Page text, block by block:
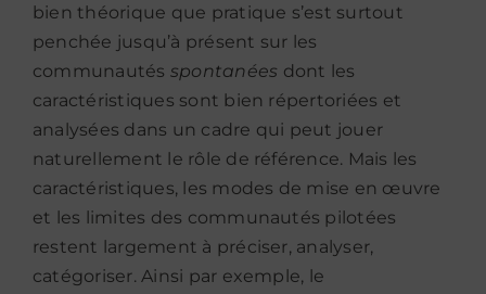
bien théorique que pratique s’est surtout
penchée jusqu’à présent sur les
communautés spontanées dont les
caractéristiques sont bien répertoriées et
analysées dans un cadre qui peut jouer
naturellement le rôle de référence. Mais les
caractéristiques, les modes de mise en œuvre
et les limites des communautés pilotées
restent largement à préciser, analyser,
catégoriser. Ainsi par exemple, le